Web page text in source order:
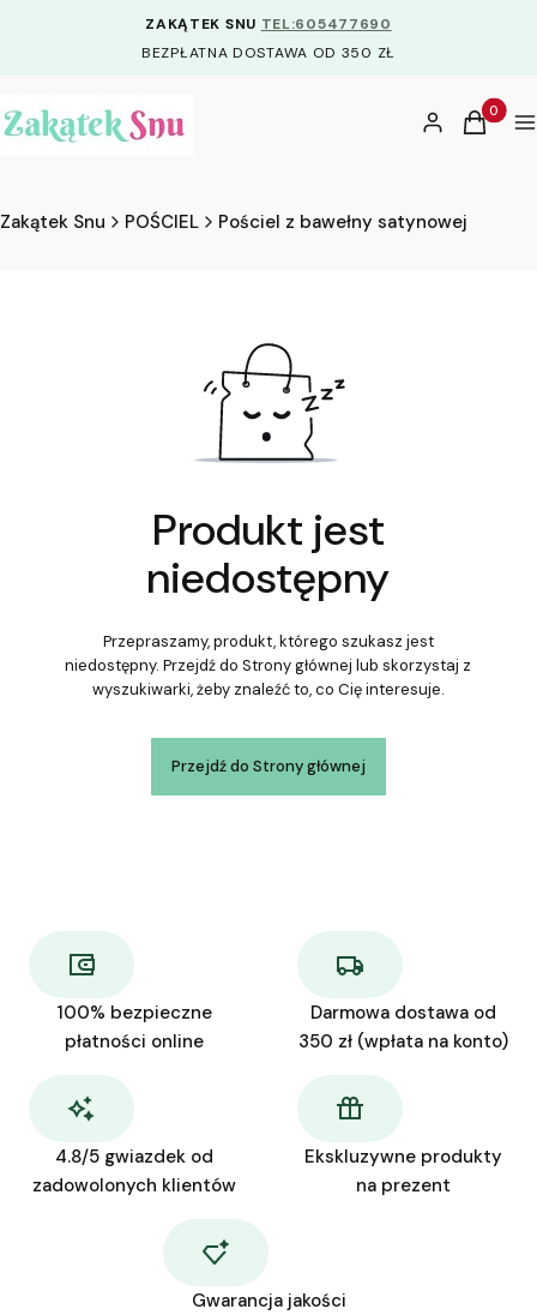
ZAKĄTEK SNU TEL:605477690
BEZPŁATNA DOSTAWA OD 350 ZŁ
Zaloguj sięKoszyk
Zakątek Snu POŚCIEL Pościel z bawełny satynowej
Produkt jest
niedostępny
Przepraszamy, produkt, którego szukasz jest
niedostępny. Przejdź do Strony głównej lub skorzystaj z
wyszukiwarki, żeby znaleźć to, co Cię interesuje.
Przejdź do Strony głównej
100% bezpieczne
płatności online
Darmowa dostawa od
350 zł (wpłata na konto)
4.8/5 gwiazdek od
zadowolonych klientów
Ekskluzywne produkty
na prezent
Gwarancja jakości